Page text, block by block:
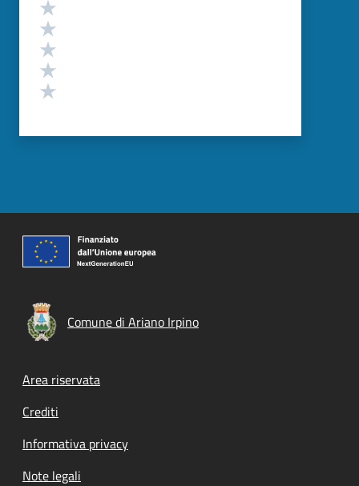
Comune di Ariano Irpino
Footer menu
Area riservata
Crediti
Informativa privacy
Note legali